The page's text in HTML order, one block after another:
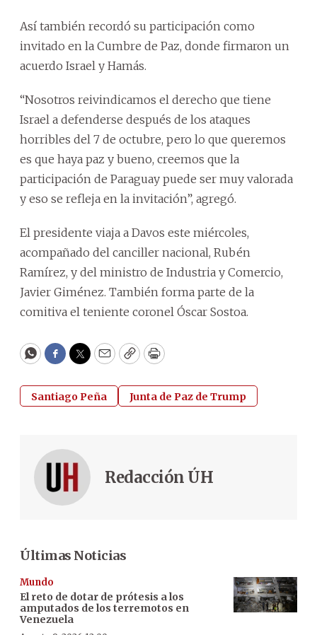
Así también recordó su participación como
invitado en la Cumbre de Paz, donde firmaron un
acuerdo Israel y Hamás.
“Nosotros reivindicamos el derecho que tiene
Israel a defenderse después de los ataques
horribles del 7 de octubre, pero lo que queremos
es que haya paz y bueno, creemos que la
participación de Paraguay puede ser muy valorada
y eso se refleja en la invitación”, agregó.
El presidente viaja a Davos este miércoles,
acompañado del canciller nacional, Rubén
Ramírez, y del ministro de Industria y Comercio,
Javier Giménez. También forma parte de la
comitiva el teniente coronel Óscar Sostoa.
WhatsApp
Facebook
Twitter
EmailCopyPrint
Santiago Peña Junta de Paz de Trump
Redacción ÚH
Últimas Noticias
Mundo
El reto de dotar de prótesis a los
amputados de los terremotos en
Venezuela